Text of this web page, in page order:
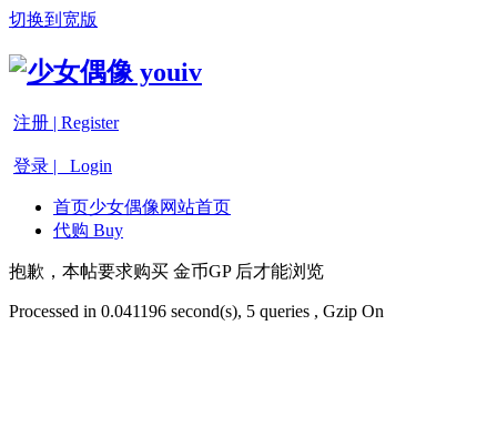
切换到宽版
注册 | Register
登录 | Login
首页少女偶像网站首页
代购 Buy
抱歉，本帖要求购买 金币GP 后才能浏览
Processed in 0.041196 second(s), 5 queries , Gzip On